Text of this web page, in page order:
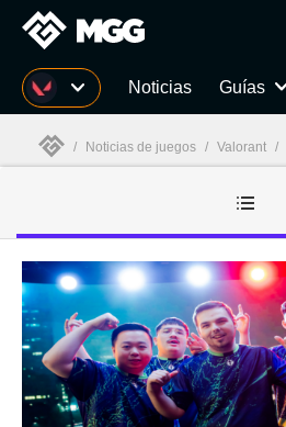
MGG Noticias Guías
/ Noticias de juegos / Valorant /